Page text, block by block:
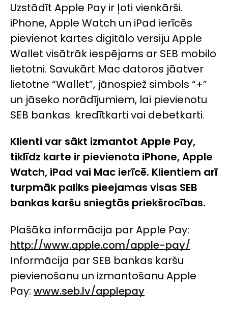
Uzstādīt Apple Pay ir ļoti vienkārši.
iPhone, Apple Watch un iPad ierīcēs
pievienot kartes digitālo versiju Apple
Wallet visātrāk iespējams ar SEB mobilo
lietotni. Savukārt Mac datoros jāatver
lietotne “Wallet”, jānospiež simbols “+”
un jāseko norādījumiem, lai pievienotu
SEB bankas kredītkarti vai debetkarti.
Klienti var sākt izmantot Apple Pay,
tiklīdz karte ir pievienota iPhone, Apple
Watch, iPad vai Mac ierīcē. Klientiem arī
turpmāk paliks pieejamas visas SEB
bankas karšu sniegtās priekšrocības.
Plašāka informācija par Apple Pay:
http://www.apple.com/apple-pay/
Informācija par SEB bankas karšu
pievienošanu un izmantošanu Apple
Pay: www.seb.lv/applepay